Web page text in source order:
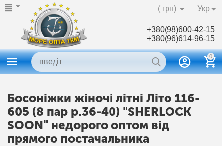
Укр
( грн)
+380(98)600-42-15
+380(96)614-96-15
0
Босоніжки жіночі літні Літо 116-
605 (8 пар р.36-40) "SHERLOCK
SOON" недорого оптом від
прямого постачальника